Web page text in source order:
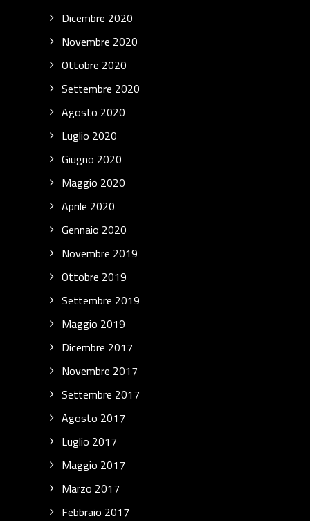
Dicembre 2020
Novembre 2020
Ottobre 2020
Settembre 2020
Agosto 2020
Luglio 2020
Giugno 2020
Maggio 2020
Aprile 2020
Gennaio 2020
Novembre 2019
Ottobre 2019
Settembre 2019
Maggio 2019
Dicembre 2017
Novembre 2017
Settembre 2017
Agosto 2017
Luglio 2017
Maggio 2017
Marzo 2017
Febbraio 2017